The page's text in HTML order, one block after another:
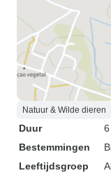
Natuur & Wilde dieren
Duur
Bestemmingen
Leeftijdsgroep